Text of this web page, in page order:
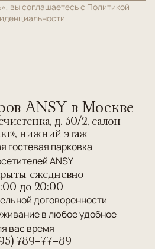
вы соглашаетесь с Политикой
ANSY в Москве
д. 30/2, салон
нижний этаж
гостевая парковка
ANSY
ежедневно
до 20:00
договоренности
в любое удобное
вас время
789-77-89